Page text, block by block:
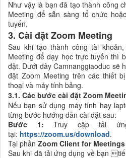
Như vậy là bạn đã tạo thành công
Meeting để sẵn sàng tổ chức
tuyến.
3. Cài đặt Zoom Meeting
Sau khi tạo thành công tài
Meeting để dạy học trực tuyến thì
đặt. Dưới đây Camnanggiaoduc sẽ
đặt Zoom Meeting trên các thiết
thoại và máy tính bảng.
3.1. Các bước cài đặt Zoom
Nếu bạn sử dụng máy tính hay
từng bước hướng dẫn cài đặt sau:
Bước 1: Truy cập tải
tại: https://zoom.us/download.
Tại phần Zoom Client for Meetings
Sau khi đã tải ứng dụng về bạn